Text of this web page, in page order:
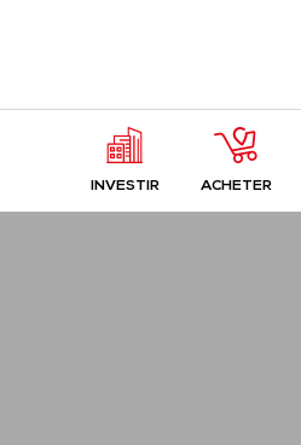
INVESTIR ACHETER